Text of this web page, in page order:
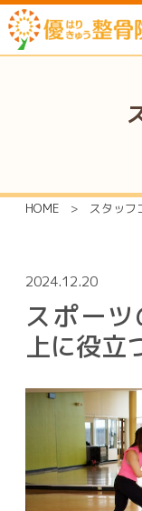
HOME > スタッフ
2024.12.20
スポー
上に役立